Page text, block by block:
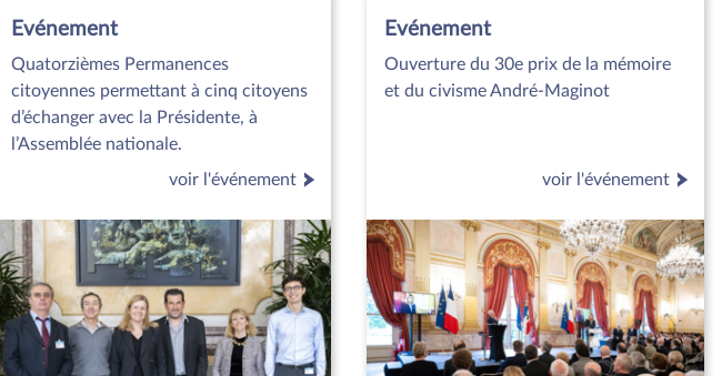
Evénement
Quatorzièmes Permanences
citoyennes permettant à cinq citoyens
d’échanger avec la Présidente, à
l’Assemblée nationale.
voir l'événement
Evénement
Ouverture du 30e prix de la mémoire
et du civisme André-Maginot
voir l'événement